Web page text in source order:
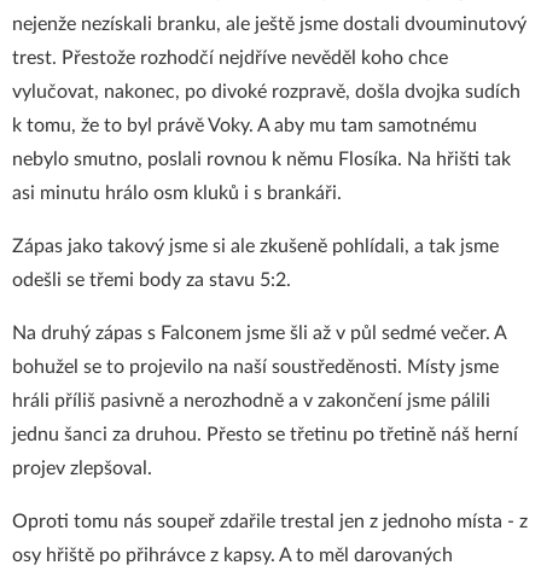
nejenže nezískali branku, ale ještě jsme dostali dvouminutový
trest. Přestože rozhodčí nejdříve nevěděl koho chce
vylučovat, nakonec, po divoké rozpravě, došla dvojka sudích
k tomu, že to byl právě Voky. A aby mu tam samotnému
nebylo smutno, poslali rovnou k němu Flosíka. Na hřišti tak
asi minutu hrálo osm kluků i s brankáři.
Zápas jako takový jsme si ale zkušeně pohlídali, a tak jsme
odešli se třemi body za stavu 5:2.
Na druhý zápas s Falconem jsme šli až v půl sedmé večer. A
bohužel se to projevilo na naší soustředěnosti. Místy jsme
hráli příliš pasivně a nerozhodně a v zakončení jsme pálili
jednu šanci za druhou. Přesto se třetinu po třetině náš herní
projev zlepšoval.
Oproti tomu nás soupeř zdařile trestal jen z jednoho místa - z
osy hřiště po přihrávce z kapsy. A to měl darovaných